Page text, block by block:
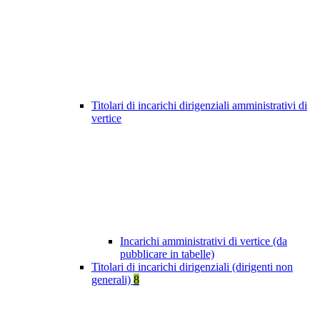
Titolari di incarichi dirigenziali amministrativi di
vertice
Incarichi amministrativi di vertice (da
pubblicare in tabelle)
Titolari di incarichi dirigenziali (dirigenti non
generali) 8